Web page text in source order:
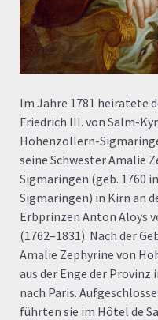
Im Jahre 1781 heiratete
Friedrich III. von Salm-
Hohenzollern-
seine Schwester Amalie
Sigmaringen (geb. 1760
Sigmaringen) in Kirn an
Erbprinzen Anton Aloys
(1762–1831). Nach der
Amalie Zephyrine von
aus der Enge der
nach Paris.
führten sie im Hôtel de